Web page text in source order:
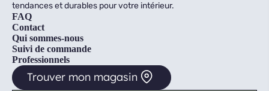
tendances et durables pour votre intérieur.
FAQ
Contact
Qui sommes-nous
Suivi de commande
Professionnels
Trouver mon magasin